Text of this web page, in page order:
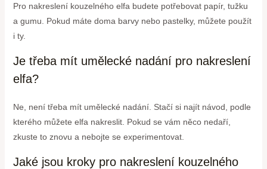
Pro nakreslení kouzelného elfa budete potřebovat papír, tužku
a gumu. Pokud máte doma barvy nebo pastelky, můžete použít
i ty.
Je třeba mít umělecké nadání pro nakreslení
elfa?
Ne, není třeba mít umělecké nadání. Stačí si najít návod, podle
kterého můžete elfa nakreslit. Pokud se vám něco nedaří,
zkuste to znovu a nebojte se experimentovat.
Jaké jsou kroky pro nakreslení kouzelného